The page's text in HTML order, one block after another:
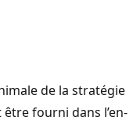
de la stratégie
être fourni dans l’en-